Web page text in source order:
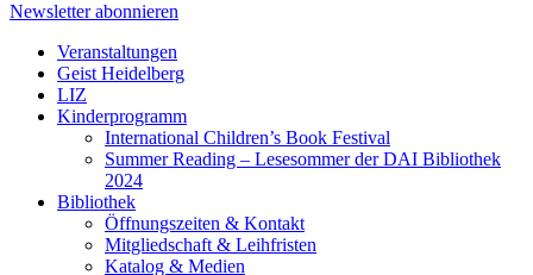
Newsletter abonnieren
Veranstaltungen
Geist Heidelberg
LIZ
Kinderprogramm
International Children’s Book Festival
Summer Reading – Lesesommer der DAI Bibliothek
2024
Bibliothek
Öffnungszeiten & Kontakt
Mitgliedschaft & Leihfristen
Katalog & Medien